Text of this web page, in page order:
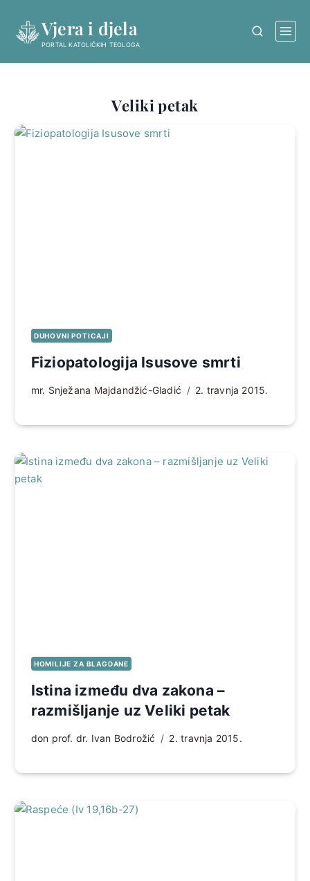
content
Vjera i djela
PORTAL KATOLIČKIH TEOLOGA
Veliki petak
DUHOVNI POTICAJI
Fiziopatologija Isusove smrti
mr. Snježana Majdandžić-Gladić 2. travnja 2015.
HOMILIJE ZA BLAGDANE
Istina između dva zakona –
razmišljanje uz Veliki petak
don prof. dr. Ivan Bodrožić 2. travnja 2015.